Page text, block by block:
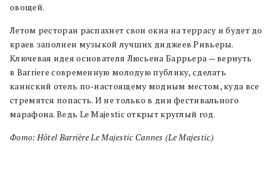
овощей.
Летом ресторан распахнет свои окна на террасу и будет до
краев заполнен музыкой лучших диджеев Ривьеры.
Ключевая идея основателя Люсьена Баррьера — вернуть
в Barriere современную молодую публику, сделать
каннский отель по-настоящему модным местом, куда все
стремятся попасть. И не только в дни фестивального
марафона. Ведь Le Majestic открыт круглый год.
Фото: Hôtel Barrière Le Majestic Cannes (Le Majestic)